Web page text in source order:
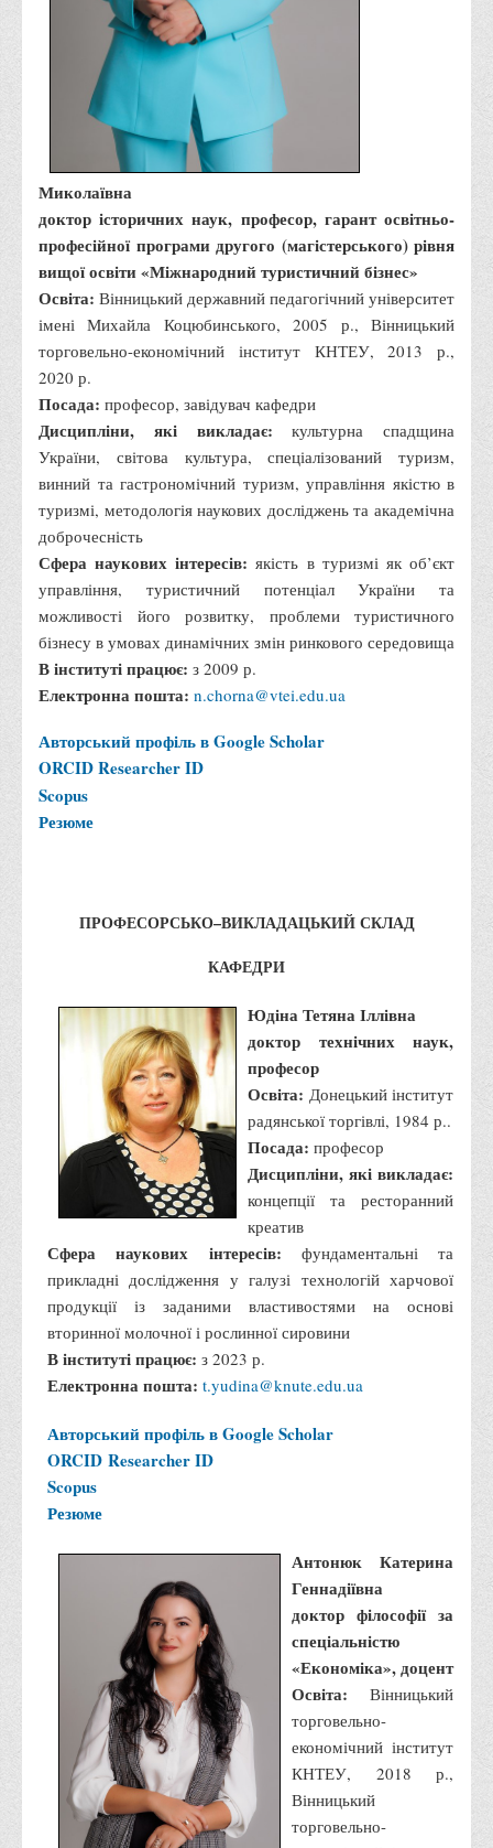
Соціальна реклама
Правила поведінки у разі виявлення вибухонебезпечних
предметів
Протидія торгівлі людьми
Дії населення в умовах надзвичайних ситуацій воєнного
характеру
Правила безпечної поведінки учасників освітнього процесу в
умовах війни
Що можна і не можна знімати, показувати під час війни
Контакти державних та громадських організацій, які
допомагають тим, хто пережили сексуальне насильство,
пов'язане з конфліктом та їх родинам у Вінницькій області
10 точних фактів про наркотики. З’ясуй правду про
наркотики. Врятуй чиєсь життя
Контакти
3D тур
Екскурсія до ВТЕІ
SEL
Smart Electronic Learning
Структура
Адміністрація
Факультети
Обліково-фінансовий
Маркетингу та реклами
Туризму та готельно-ресторанної справи
Фізичного виховання та спорту
Менеджменту та публічного управління
Інноваційної економіки та цифрових технологій
Психології
Фінансів
Іноземної філології та перекладу
Відділи
Реклами та зв'язків з громадськістю
Здобутки студентів
Програми подвійного диплому
Програми стажування (міжнародна практика)
Міжнародні проєкти
Корисні посилання
Навчально-методичний
З організації виховної та культурно-мистецької роботи
студентів
Технічних засобів навчання
Миколаївна
доктор історичних наук, професор, гарант освітньо-
професійної програми другого (магістерського) рівня
вищої освіти «Міжнародний туристичний бізнес»
Освіта: Вінницький державний педагогічний університет
імені Михайла Коцюбинського, 2005 р., Вінницький
торговельно-економічний інститут КНТЕУ, 2013 р.,
2020 р.
Посада: професор, завідувач кафедри
Дисципліни, які викладає:культурна спадщина
України, світова культура, спеціалізований туризм,
винний та гастрономічний туризм, управління якістю в
туризмі, методологія наукових досліджень та академічна
доброчесність
Сфера наукових інтересів:якість в туризмі як об’єкт
управління, туристичний потенціал України та
можливості його розвитку, проблеми туристичного
бізнесу в умовах динамічних змін ринкового середовища
В інституті працює: з 2009 р.
Електронна пошта: n.chorna@vtei.edu.ua
Авторський профіль в Google Scholar
ORCIDResearcher ID
Scopus
Резюме
ПРОФЕСОРСЬКО–ВИКЛАДАЦЬКИЙ СКЛАД
КАФЕДРИ
Юдіна Тетяна Іллівна
доктор технічних наук,
професор
Освіта: Донецький інститут
радянської торгівлі, 1984 р..
Посада: професор
Дисципліни, які викладає:
концепції та ресторанний
креатив
Сфера наукових інтересів: фундаментальні та
прикладні дослідження у галузі технологій харчової
продукції із заданими властивостями на основі
вторинної молочної і рослинної сировини
В інституті працює: з 2023 р.
Електронна пошта: t.yudina@knute.edu.ua
Авторський профіль в Google Scholar
ORCID Researcher ID
Scopus
Резюме
Антонюк Катерина
Геннадіївна
доктор філософії за
спеціальністю
«Економіка», доцент
Освіта: Вінницький
торговельно-
економічний інститут
КНТЕУ, 2018 р.,
Вінницький
торговельно-